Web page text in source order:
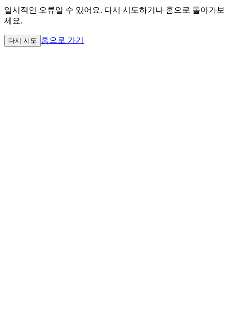
일시적인 오류일 수 있어요. 다시 시도하거나 홈으로 돌아가보
세요.
다시 시도 홈으로 가기